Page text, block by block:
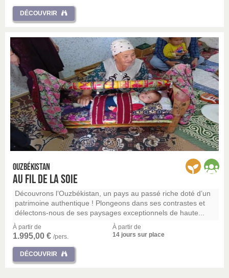
DÉCOUVRIR
Ouzbékistan
Au fil de la soie
Découvrons l’Ouzbékistan, un pays au passé riche doté d’un
patrimoine authentique ! Plongeons dans ses contrastes et
délectons-nous de ses paysages exceptionnels de haute...
À partir de
1.995,00 € /pers.
À partir de
14 jours sur place
DÉCOUVRIR